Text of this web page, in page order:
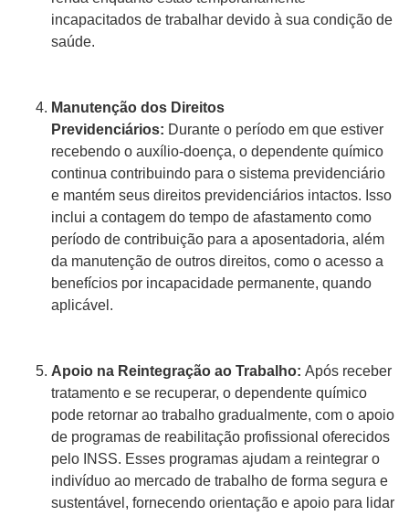
incapacitados de trabalhar devido à sua condição de
saúde.
Manutenção dos Direitos
Previdenciários: Durante o período em que estiver
recebendo o auxílio-doença, o dependente químico
continua contribuindo para o sistema previdenciário
e mantém seus direitos previdenciários intactos. Isso
inclui a contagem do tempo de afastamento como
período de contribuição para a aposentadoria, além
da manutenção de outros direitos, como o acesso a
benefícios por incapacidade permanente, quando
aplicável.
Apoio na Reintegração ao Trabalho: Após receber
tratamento e se recuperar, o dependente químico
pode retornar ao trabalho gradualmente, com o apoio
de programas de reabilitação profissional oferecidos
pelo INSS. Esses programas ajudam a reintegrar o
indivíduo ao mercado de trabalho de forma segura e
sustentável, fornecendo orientação e apoio para lidar